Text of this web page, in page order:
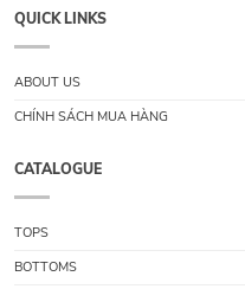
QUICK LINKS
ABOUT US
CHÍNH SÁCH MUA HÀNG
CATALOGUE
TOPS
BOTTOMS